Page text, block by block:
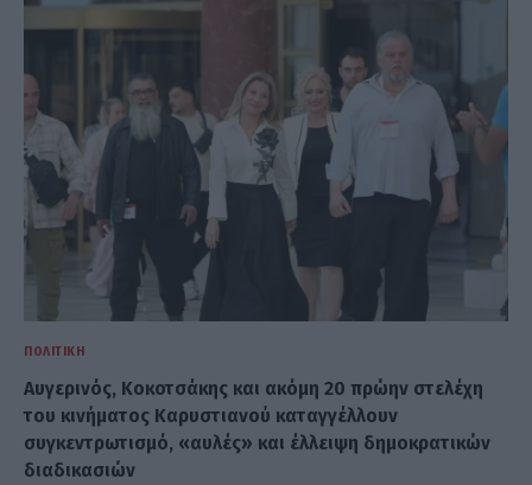
ΠΟΛΙΤΙΚΉ
Αυγερινός, Κοκοτσάκης και ακόμη 20 πρώην στελέχη
του κινήματος Καρυστιανού καταγγέλλουν
συγκεντρωτισμό, «αυλές» και έλλειψη δημοκρατικών
διαδικασιών